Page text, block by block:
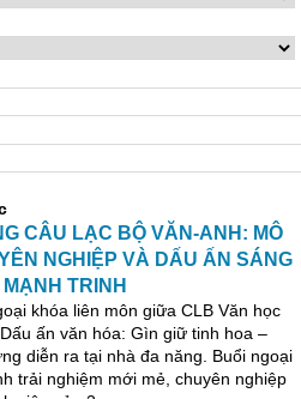
CÂU LẠC BỘ VĂN-ANH: MÔ
NGHIỆP VÀ DẤU ẤN SÁNG
TRINH
khóa liên môn giữa CLB Văn học
ấn văn hóa: Gìn giữ tinh hoa –
diễn ra tại nhà đa năng. Buổi ngoại
trải nghiệm mới mẻ, chuyên nghiệp